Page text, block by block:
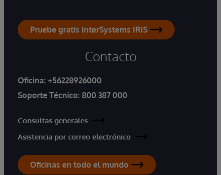
Pruebe gratis InterSystems IRIS
Contacto
Oficina: +56228926000
Soporte Técnico: 800 387 000
Consultas generales
Asistencia por correo electrónico
Oficinas en todo el mundo